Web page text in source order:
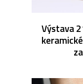
Výstava